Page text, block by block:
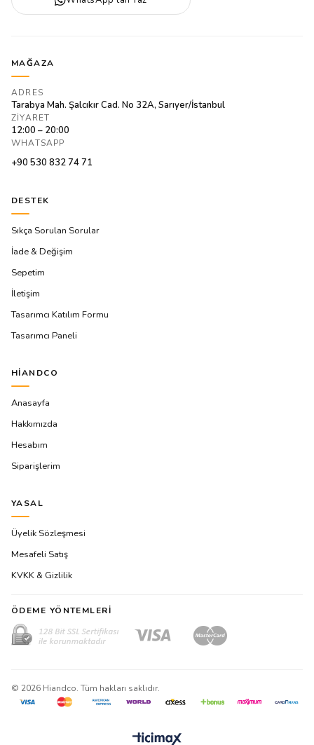
MAĞAZA
ADRES
Tarabya Mah. Şalcıkır Cad. No 32A, Sarıyer/İstanbul
ZIYARET
12:00 – 20:00
WHATSAPP
+90 530 832 74 71
DESTEK
Sıkça Sorulan Sorular
İade & Değişim
Sepetim
İletişim
Tasarımcı Katılım Formu
Tasarımcı Paneli
HIANDCO
Anasayfa
Hakkımızda
Hesabım
Siparişlerim
YASAL
Üyelik Sözleşmesi
Mesafeli Satış
KVKK & Gizlilik
ÖDEME YÖNTEMLERI
© 2026 Hiandco. Tüm hakları saklıdır.